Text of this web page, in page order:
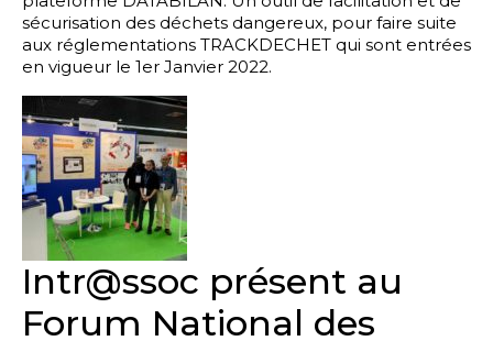
sécurisation des déchets dangereux, pour faire suite
aux réglementations TRACKDECHET qui sont entrées
en vigueur le 1er Janvier 2022.
Intr@ssoc présent au
Forum National des